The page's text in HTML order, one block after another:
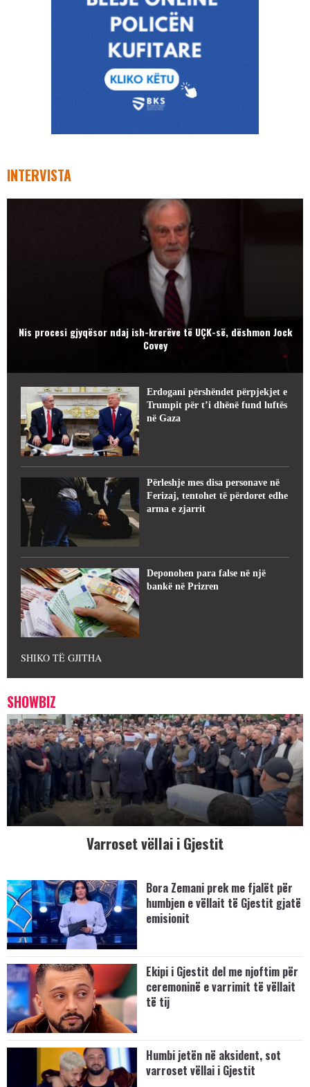
INTERVISTA
Nis procesi gjyqësor ndaj ish-krerëve të UÇK-së, dëshmon Jock
Covey
Erdogani përshëndet përpjekjet e
Trumpit për t’i dhënë fund luftës
në Gaza
Përleshje mes disa personave në
Ferizaj, tentohet të përdoret edhe
arma e zjarrit
Deponohen para false në një
bankë në Prizren
SHIKO TË GJITHA
SHOWBIZ
Varroset vëllai i Gjestit
Bora Zemani prek me fjalët për
humbjen e vëllait të Gjestit gjatë
emisionit
Ekipi i Gjestit del me njoftim për
ceremoninë e varrimit të vëllait
të tij
Humbi jetën në aksident, sot
varroset vëllai i Gjestit